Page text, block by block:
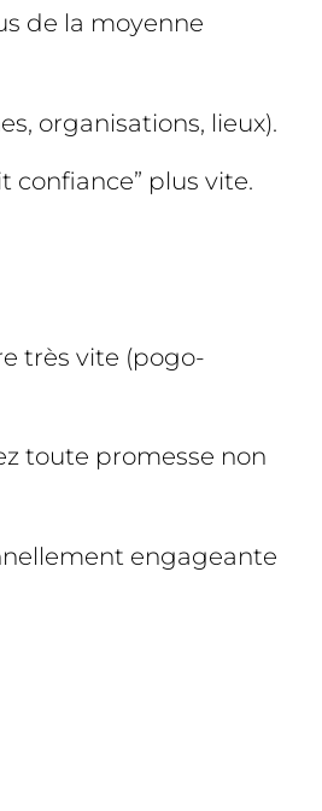
de la moyenne
organisations, lieux).
confiance” plus vite.
très vite (pogo-
toute promesse non
engageante